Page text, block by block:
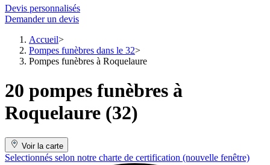
Devis personnalisés
Demander un devis
Accueil
Pompes funèbres dans le 32
Pompes funèbres à Roquelaure
20 pompes funèbres à
Roquelaure (32)
Voir la carte
Selectionnés selon notre charte de certification (nouvelle fenêtre)